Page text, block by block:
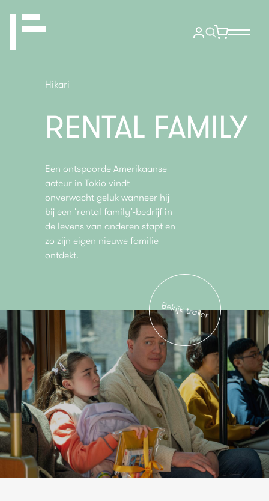
Hikari
RENTAL FAMILY
Een ontspoorde Amerikaanse
acteur in Tokio vindt
onverwacht geluk wanneer hij
bij een ‘rental family’-bedrijf in
de levens van anderen stapt en
zo zijn eigen nieuwe familie
ontdekt.
Bekijk trailer